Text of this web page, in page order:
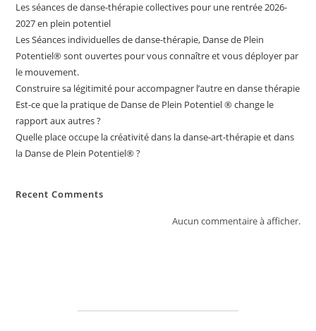
Les séances de danse-thérapie collectives pour une rentrée 2026-
2027 en plein potentiel
Les Séances individuelles de danse-thérapie, Danse de Plein
Potentiel®️ sont ouvertes pour vous connaître et vous déployer par
le mouvement.
Construire sa légitimité pour accompagner l’autre en danse thérapie
Est-ce que la pratique de Danse de Plein Potentiel ® change le
rapport aux autres ?
Quelle place occupe la créativité dans la danse-art-thérapie et dans
la Danse de Plein Potentiel® ?
Recent Comments
Aucun commentaire à afficher.